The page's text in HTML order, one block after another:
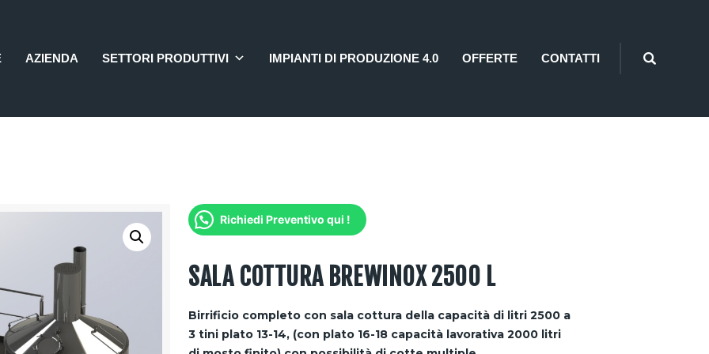
AZIENDA SETTORI PRODUTTIVI IMPIANTI DI PRODUZIONE 4.0 OFFERTE CONTATTI
AZIENDA
4.0
Richiedi Preventivo qui !
SALA COTTURA BREWINOX 2500 L
Birrificio completo con sala cottura della capacità di litri 2500 a
3 tini plato 13-14, (con plato 16-18 capacità lavorativa 2000 litri